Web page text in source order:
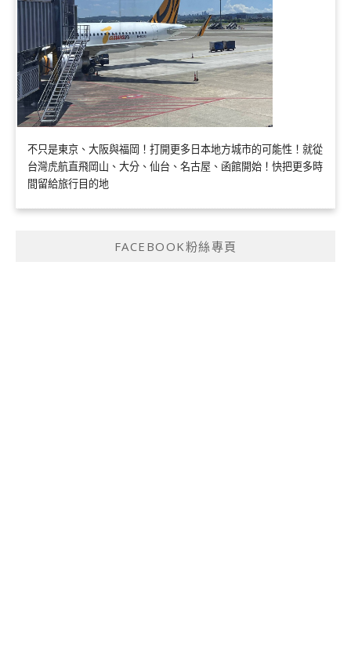
不只是東京、大阪與福岡！打開更多日本地方城市的可能性！就從
台灣虎航直飛岡山、大分、仙台、名古屋、函館開始！快把更多時
間留給旅行目的地
FACEBOOK粉絲專頁